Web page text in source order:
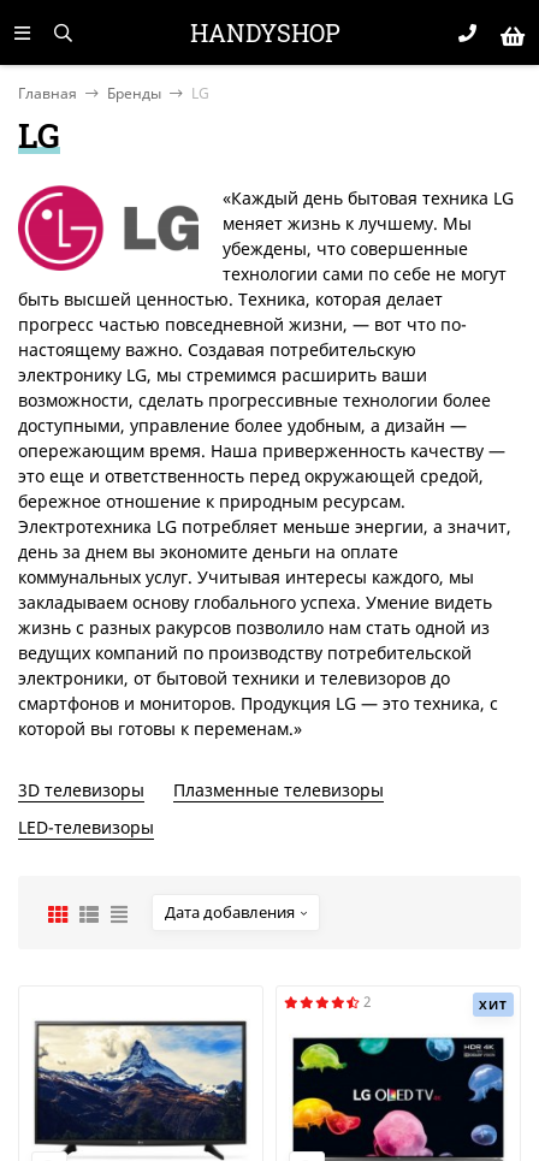
HANDYSHOP
Главная Бренды LG
LG
«Каждый день бытовая техника LG
меняет жизнь к лучшему. Мы
убеждены, что совершенные
технологии сами по себе не могут
быть высшей ценностью. Техника, которая делает
прогресс частью повседневной жизни, — вот что по-
настоящему важно. Создавая потребительскую
электронику LG, мы стремимся расширить ваши
возможности, сделать прогрессивные технологии более
доступными, управление более удобным, а дизайн —
опережающим время. Наша приверженность качеству —
это еще и ответственность перед окружающей средой,
бережное отношение к природным ресурсам.
Электротехника LG потребляет меньше энергии, а значит,
день за днем вы экономите деньги на оплате
коммунальных услуг. Учитывая интересы каждого, мы
закладываем основу глобального успеха. Умение видеть
жизнь с разных ракурсов позволило нам стать одной из
ведущих компаний по производству потребительской
электроники, от бытовой техники и телевизоров до
смартфонов и мониторов. Продукция LG — это техника, с
которой вы готовы к переменам.»
3D телевизоры
Плазменные телевизоры
LED-телевизоры
Дата добавления
2 ХИТ